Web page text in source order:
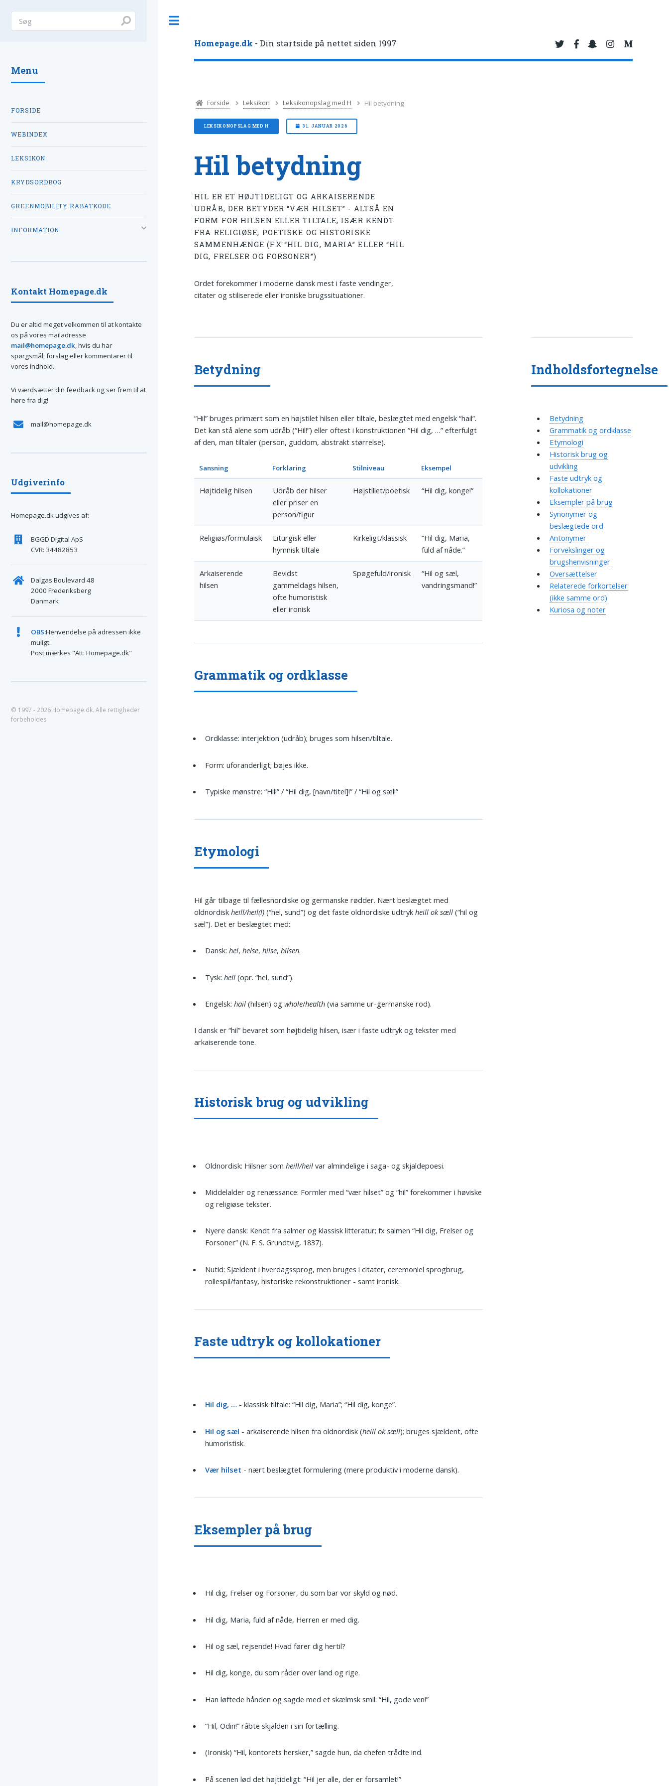
Homepage.dk - Din startside på nettet siden 1997
Forside Leksikon Leksikonopslag med H Hil betydning
LEKSIKONOPSLAG MED H 31. JANUAR 2026
Hil betydning
HIL ER ET HØJTIDELIGT OG ARKAISERENDE
UDRÅB, DER BETYDER “VÆR HILSET” - ALTSÅ EN
FORM FOR HILSEN ELLER TILTALE, ISÆR KENDT
FRA RELIGIØSE, POETISKE OG HISTORISKE
SAMMENHÆNGE (FX “HIL DIG, MARIA” ELLER “HIL
DIG, FRELSER OG FORSONER”)
Ordet forekommer i moderne dansk mest i faste vendinger,
citater og stiliserede eller ironiske brugssituationer.
Betydning
“Hil” bruges primært som en højstilet hilsen eller tiltale, beslægtet med engelsk “hail”.
Det kan stå alene som udråb (“Hil!”) eller oftest i konstruktionen “Hil dig, …” efterfulgt
af den, man tiltaler (person, guddom, abstrakt størrelse).
Sansning Forklaring Stilniveau Eksempel
Højtidelig hilsen
Udråb der hilser
eller priser en
person/figur
Højstillet/poetisk “Hil dig, konge!”
Religiøs/formulaisk
Liturgisk eller
hymnisk tiltale
Kirkeligt/klassisk
“Hil dig, Maria,
fuld af nåde.”
Arkaiserende
hilsen
Bevidst
gammeldags hilsen,
ofte humoristisk
eller ironisk
Spøgefuld/ironisk
“Hil og sæl,
vandringsmand!”
Grammatik og ordklasse
Ordklasse: interjektion (udråb); bruges som hilsen/tiltale.
Form: uforanderligt; bøjes ikke.
Typiske mønstre: “Hil!” / “Hil dig, [navn/titel]!” / “Hil og sæl!”
Etymologi
Hil går tilbage til fællesnordiske og germanske rødder. Nært beslægtet med
oldnordiskheill/heil(l) (“hel, sund”) og det faste oldnordiske udtrykheill ok sæll (“hil og
sæl”). Det er beslægtet med:
Dansk:hel,helse,hilse,hilsen.
Tysk:heil (opr. “hel, sund”).
Engelsk:hail (hilsen) ogwhole/health (via samme ur-germanske rod).
I dansk er “hil” bevaret som højtidelig hilsen, især i faste udtryk og tekster med
arkaiserende tone.
Historisk brug og udvikling
Oldnordisk: Hilsner somheill/heil var almindelige i saga- og skjaldepoesi.
Middelalder og renæssance: Formler med “vær hilset” og “hil” forekommer i høviske
og religiøse tekster.
Nyere dansk: Kendt fra salmer og klassisk litteratur; fx salmen “Hil dig, Frelser og
Forsoner” (N. F. S. Grundtvig, 1837).
Nutid: Sjældent i hverdagssprog, men bruges i citater, ceremoniel sprogbrug,
rollespil/fantasy, historiske rekonstruktioner - samt ironisk.
Faste udtryk og kollokationer
Hil dig, … - klassisk tiltale: “Hil dig, Maria”; “Hil dig, konge”.
Hil og sæl - arkaiserende hilsen fra oldnordisk (heill ok sæll); bruges sjældent, ofte
humoristisk.
Vær hilset - nært beslægtet formulering (mere produktiv i moderne dansk).
Eksempler på brug
Hil dig, Frelser og Forsoner, du som bar vor skyld og nød.
Hil dig, Maria, fuld af nåde, Herren er med dig.
Hil og sæl, rejsende! Hvad fører dig hertil?
Hil dig, konge, du som råder over land og rige.
Han løftede hånden og sagde med et skælmsk smil: “Hil, gode ven!”
“Hil, Odin!” råbte skjalden i sin fortælling.
(Ironisk) “Hil, kontorets hersker,” sagde hun, da chefen trådte ind.
På scenen lød det højtideligt: “Hil jer alle, der er forsamlet!”
Indholdsfortegnelse
Betydning
Grammatik og ordklasse
Etymologi
Historisk brug og
udvikling
Faste udtryk og
kollokationer
Eksempler på brug
Synonymer og
beslægtede ord
Antonymer
Forvekslinger og
brugshenvisninger
Oversættelser
Relaterede forkortelser
(ikke samme ord)
Kuriosa og noter
Menu
FORSIDE
WEBINDEX
LEKSIKON
KRYDSORDBOG
GREENMOBILITY RABATKODE
INFORMATION
Kontakt Homepage.dk
Du er altid meget velkommen til at kontakte
os på vores mailadresse
mail@homepage.dk, hvis du har
spørgsmål, forslag eller kommentarer til
vores indhold.
Vi værdsætter din feedback og ser frem til at
høre fra dig!
mail@homepage.dk
Udgiverinfo
Homepage.dk udgives af:
BGGD Digital ApS
CVR: 34482853
Dalgas Boulevard 48
2000 Frederiksberg
Danmark
OBS:Henvendelse på adressen ikke
muligt.
Post mærkes "Att: Homepage.dk"
© 1997 - 2026 Homepage.dk. Alle rettigheder
forbeholdes